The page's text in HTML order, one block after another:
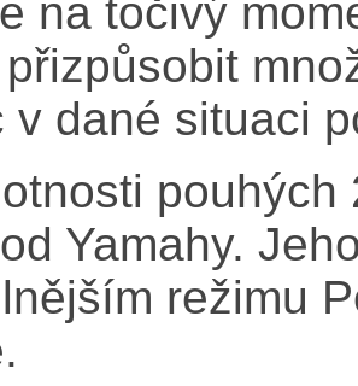
na točivý
v dané situaci
Yamahy.
režimu